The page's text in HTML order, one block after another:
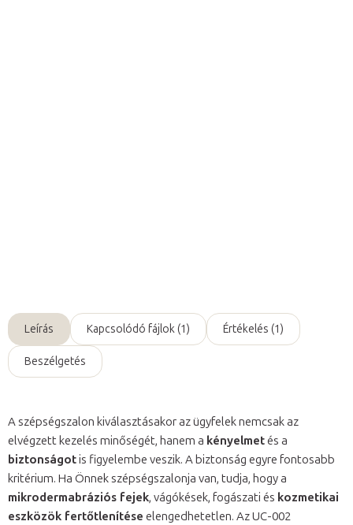
Leírás Kapcsolódó fájlok (1) Értékelés (1)
Beszélgetés
A szépségszalon kiválasztásakor az ügyfelek nemcsak az
elvégzett kezelés minőségét, hanem a kényelmetés a
biztonságotis figyelembe veszik. A biztonság egyre fontosabb
kritérium. Ha Önnek szépségszalonja van, tudja, hogy a
mikrodermabráziós fejek, vágókések, fogászati és kozmetikai
eszközök fertőtlenítése elengedhetetlen. Az UC-002